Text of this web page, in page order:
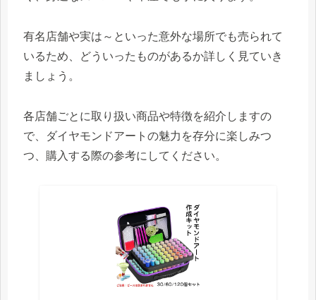
有名店舗や実は～といった意外な場所でも売られて
いるため、どういったものがあるか詳しく見ていき
ましょう。
各店舗ごとに取り扱い商品や特徴を紹介しますの
で、ダイヤモンドアートの魅力を存分に楽しみつ
つ、購入する際の参考にしてください。